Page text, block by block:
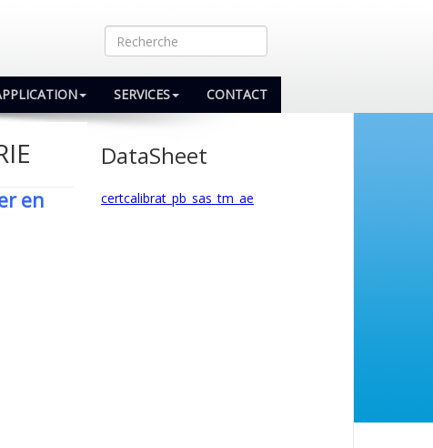
SERVICES CONTACT
en
DataSheet
certcalibrat_pb_sas_tm_ae